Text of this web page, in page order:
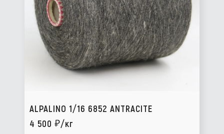
ALPALINO 1/16 6852 ANTRACITE
4 500
/кг